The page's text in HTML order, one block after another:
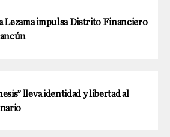
Lezama impulsa Distrito Financiero
lleva identidad y libertad al